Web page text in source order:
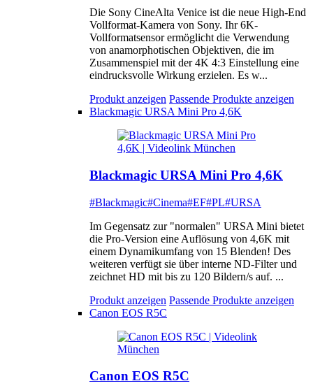
Die Sony CineAlta Venice ist die neue High-End
Vollformat-Kamera von Sony. Ihr 6K-
Vollformatsensor ermöglicht die Verwendung
von anamorphotischen Objektiven, die im
Zusammenspiel mit der 4K 4:3 Einstellung eine
eindrucksvolle Wirkung erzielen. Es w...
Produkt anzeigen Passende Produkte anzeigen
Blackmagic URSA Mini Pro 4,6K
Blackmagic URSA Mini Pro 4,6K
#Blackmagic#Cinema#EF#PL#URSA
Im Gegensatz zur "normalen" URSA Mini bietet
die Pro-Version eine Auflösung von 4,6K mit
einem Dynamikumfang von 15 Blenden! Des
weiteren verfügt sie über interne ND-Filter und
zeichnet HD mit bis zu 120 Bildern/s auf. ...
Produkt anzeigen Passende Produkte anzeigen
Canon EOS R5C
Canon EOS R5C